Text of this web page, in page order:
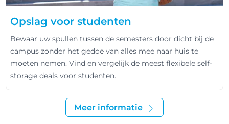
Opslag voor studenten
Bewaar uw spullen tussen de semesters door dicht bij de
campus zonder het gedoe van alles mee naar huis te
moeten nemen. Vind en vergelijk de meest flexibele self-
storage deals voor studenten.
Meer informatie